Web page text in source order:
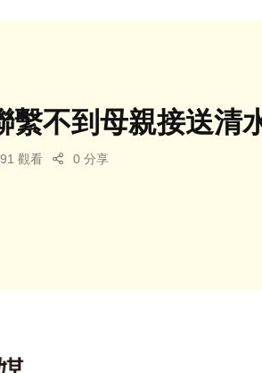
繫不到母親接送清
觀看 0 分享